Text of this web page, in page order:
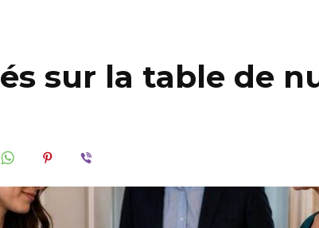
sur la table de